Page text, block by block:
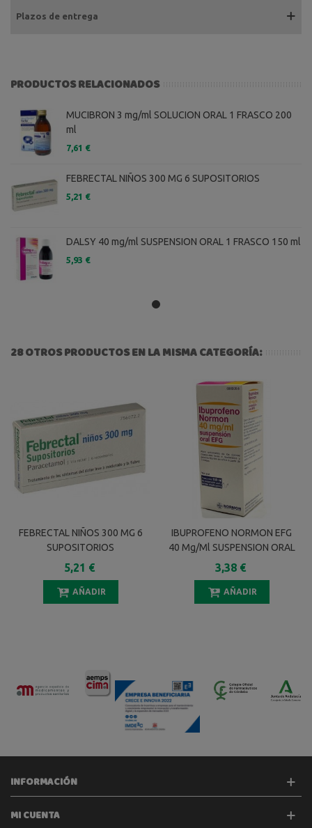
Plazos de entrega
PRODUCTOS RELACIONADOS
MUCIBRON 3 mg/ml SOLUCION ORAL 1 FRASCO 200
ml
7,61 €
FEBRECTAL NIÑOS 300 MG 6 SUPOSITORIOS
5,21 €
DALSY 40 mg/ml SUSPENSION ORAL 1 FRASCO 150 ml
5,93 €
28 OTROS PRODUCTOS EN LA MISMA CATEGORÍA:
FEBRECTAL NIÑOS 300 MG 6
SUPOSITORIOS
5,21 €
AÑADIR
IBUPROFENO NORMON EFG
40 Mg/ml SUSPENSION ORAL
1 FRASCO 150 Ml
3,38 €
AÑADIR
INFORMACIÓN
MI CUENTA